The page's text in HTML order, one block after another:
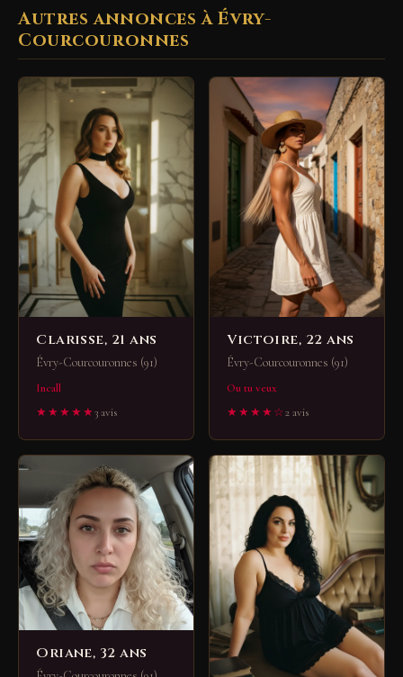
Autres annonces à Évry-
Courcouronnes
Clarisse, 21 ans
Évry-Courcouronnes (91)
Incall
★★★★★3 avis
Victoire, 22 ans
Évry-Courcouronnes (91)
Ou tu veux
★★★★☆2 avis
Oriane, 32 ans